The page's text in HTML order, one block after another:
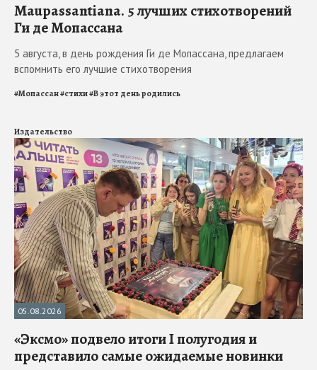
Maupassantiana. 5 лучших стихотворений
Ги де Мопассана
5 августа, в день рождения Ги де Мопассана, предлагаем
вспомнить его лучшие стихотворения
#Мопассан#стихи#В этот день родились
Издательство
05.08.2026
«Эксмо» подвело итоги I полугодия и
представило самые ожидаемые новинки